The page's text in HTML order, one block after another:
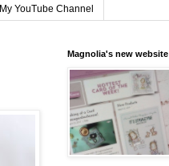
My YouTube Channel
Magnolia's new website